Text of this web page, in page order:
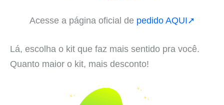
Acesse a página oficial de pedido AQUI➚
Lá, escolha o kit que faz mais sentido pra você.
Quanto maior o kit, mais desconto!